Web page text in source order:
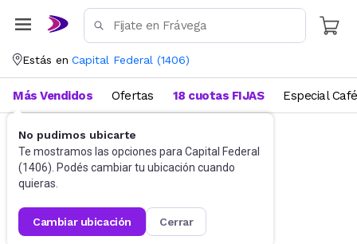
Estás en Capital Federal (1406)
No pudimos ubicarte
Te mostramos las opciones para Capital Federal
(1406). Podés cambiar tu ubicación cuando
quieras.
cambiar ubicación cerrar
Más Vendidos Ofertas 18 cuotas FIJAS Especial Café
Accesorios de Informática